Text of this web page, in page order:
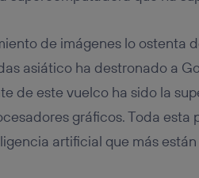
de imágenes lo ostenta
asiático ha destronado a
de este vuelco ha sido la
gráficos. Toda esta
artificial que más
conexión de banda ancha
(p.
función de las actividades de
su consentimiento.
, el marketing será
en la navegación del usuario del
los consentimientos Utiq